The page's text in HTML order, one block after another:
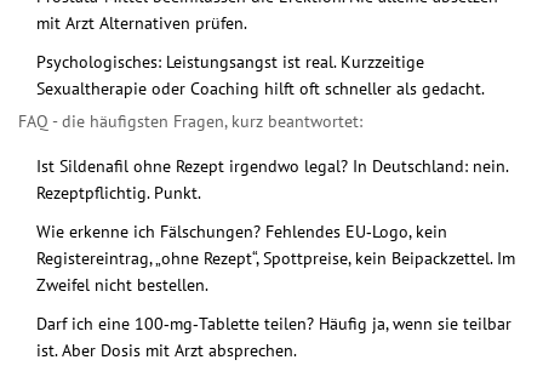
mit Arzt Alternativen prüfen.
Psychologisches: Leistungsangst ist real. Kurzzeitige
Sexualtherapie oder Coaching hilft oft schneller als gedacht.
FAQ - die häufigsten Fragen, kurz beantwortet:
Ist Sildenafil ohne Rezept irgendwo legal? In Deutschland: nein.
Rezeptpflichtig. Punkt.
Wie erkenne ich Fälschungen? Fehlendes EU‑Logo, kein
Registereintrag, „ohne Rezept“, Spottpreise, kein Beipackzettel. Im
Zweifel nicht bestellen.
Darf ich eine 100‑mg‑Tablette teilen? Häufig ja, wenn sie teilbar
ist. Aber Dosis mit Arzt absprechen.